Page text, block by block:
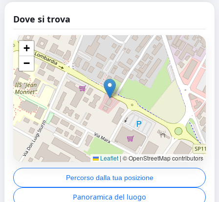
Dove si trova
+
−
Leaflet | © OpenStreetMap contributors
Percorso dalla tua posizione
Panoramica del luogo